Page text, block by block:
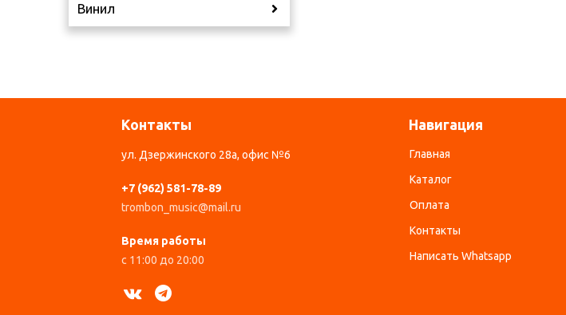
Винил
Навигация
Главная
Каталог
Оплата
Контакты
Написать Whatsapp
Контакты
ул. Дзержинского 28а, офис №6
+7 (962) 581-78-89
trombon_music@mail.ru
Время работы
с 11:00 до 20:00